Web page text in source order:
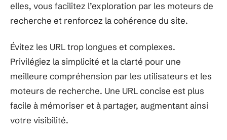
elles, vous facilitez l’exploration par les moteurs de
recherche et renforcez la cohérence du site.
Évitez les URL trop longues et complexes.
Privilégiez la simplicité et la clarté pour une
meilleure compréhension par les utilisateurs et les
moteurs de recherche. Une URL concise est plus
facile à mémoriser et à partager, augmentant ainsi
votre visibilité.